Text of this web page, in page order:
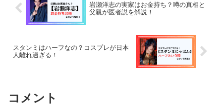
岩瀬洋志の実家はお金持ち？噂の真相と
父親が医者説を解説！
スタンミはハーフなの？コスプレが日本
人離れ過ぎる！
コメント